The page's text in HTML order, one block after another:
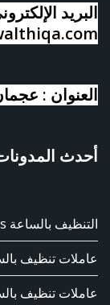
البريد
العنوان :
أحدث
التنظيف بالساعة vs التعاقد الشهري: أيهما أفضل لك؟
عاملات تنظيف
عاملات تنظيف